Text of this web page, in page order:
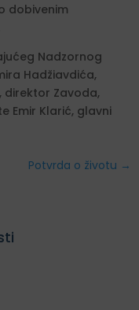
dobivenim
Nadzornog
Hadžiavdića,
direktor Zavoda,
Emir Klarić, glavni
Potvrda o životu →